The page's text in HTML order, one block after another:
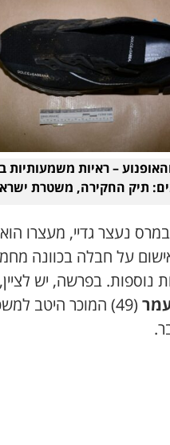
– ראיות
תיק החקירה, משטרת
ב-27 במרס נעצר גדיי,
על חבלה בכוונה
נוספות. בפרשה, יש
(49) המוכר היטב